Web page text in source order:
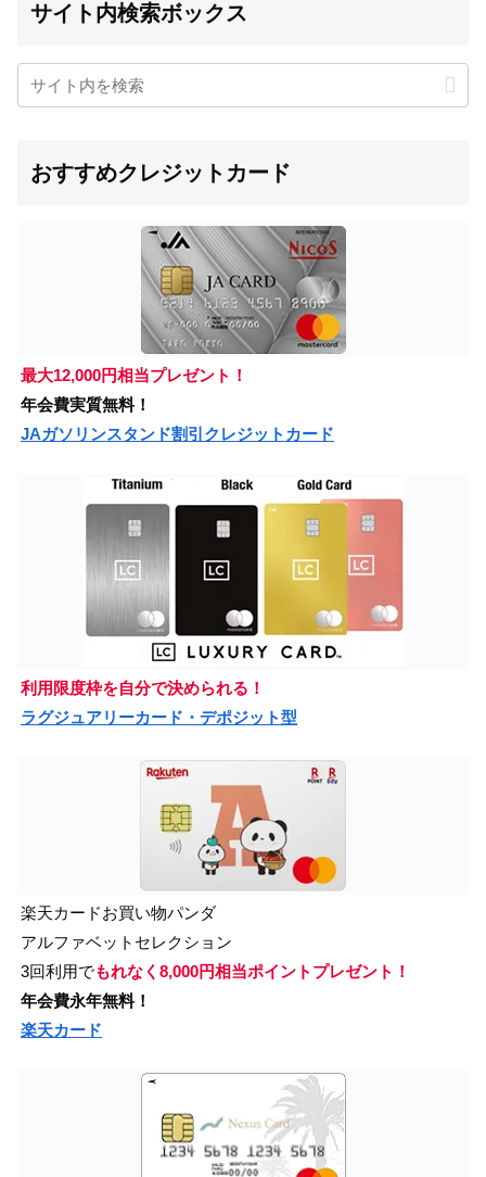
サイト内検索ボックス
おすすめクレジットカード
最大12,000円相当プレゼント！
年会費実質無料！
JAガソリンスタンド割引クレジットカード
利用限度枠を自分で決められる！
ラグジュアリーカード・デポジット型
楽天カードお買い物パンダ
アルファベットセレクション
3回利用でもれなく8,000円相当ポイントプレゼント！
年会費永年無料！
楽天カード